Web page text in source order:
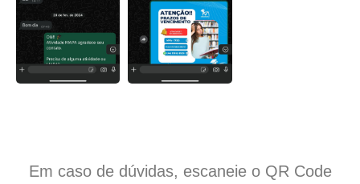
Em caso de dúvidas, escaneie o QR Code